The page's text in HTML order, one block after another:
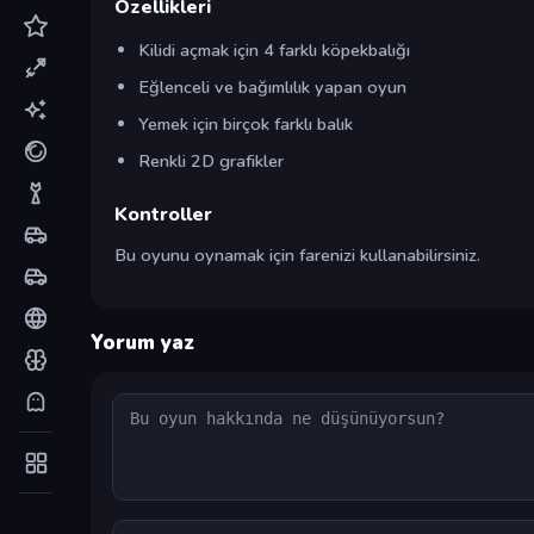
Özellikleri
Kilidi açmak için 4 farklı köpekbalığı
Eğlenceli ve bağımlılık yapan oyun
Yemek için birçok farklı balık
Renkli 2D grafikler
Kontroller
Bu oyunu oynamak için farenizi kullanabilirsiniz.
Yorum yaz
Yorum